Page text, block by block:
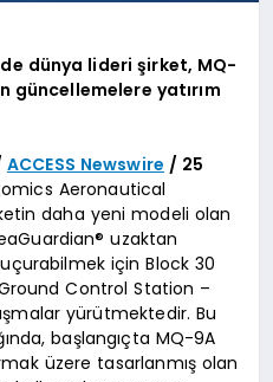
dünya lideri şirket, MQ-
güncellemelere yatırım
ACCESS Newswire / 25
Aeronautical
daha yeni modeli olan
uzaktan
için Block 30
Control Station –
yürütmektedir. Bu
başlangıçta MQ-9A
üzere tasarlanmış olan